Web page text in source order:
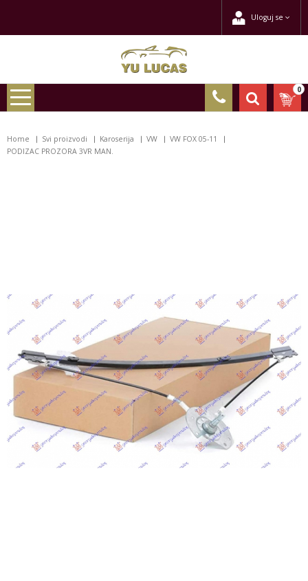
Uloguj se
0
Home Svi proizvodi Karoserija VW
VW FOX 05-11
PODIZAC PROZORA 3VR MAN.